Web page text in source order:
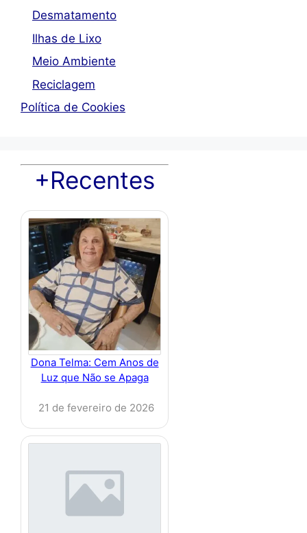
Desmatamento
Ilhas de Lixo
Meio Ambiente
Reciclagem
Política de Cookies
+Recentes
Dona Telma: Cem Anos de
Luz que Não se Apaga
21 de fevereiro de 2026